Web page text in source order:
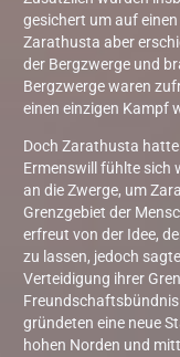
gesichert um auf
Zarathusta aber
der Bergzwerge und
Bergzwerge waren
einen einzigen Kampf
Doch Zarathusta
Ermenswill fühlte sich
an die Zwerge, um
Grenzgebiet der
erfreut von der Idee,
zu lassen, jedoch
Verteidigung ihrer
gründeten eine neue
hohen Norden und